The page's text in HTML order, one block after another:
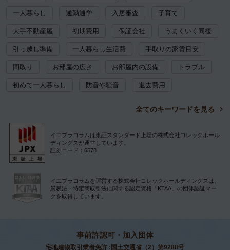
一人暮らし 通勤通学 入居審査 子育て
大手不動産屋 初期費用 保証会社 うまくいく同棲
引っ越し準備 一人暮らし生活費 手取りの家賃目安
間取り お部屋の広さ お部屋内の設備 トラブル
初めて一人暮らし 防音や騒音 退去費用
全てのキーワードを見る
イエプラコラムは東証スタンダード上場の株式会社コレックホール
ディングスが運営しています。
証券コード：6578
イエプラコラムを運営する株式会社コレックホールディングスは、
景表法・特定商取引法に関する認定資格「KTAA」の団体認証マー
クを取得しています。
事前許認可・加入団体
宅地建物取引業者免許 :国土交通省（2）第9288号